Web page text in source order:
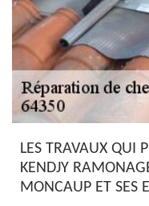
LES TRAVAUX QUI
KENDJY
MONCAUP ET SES